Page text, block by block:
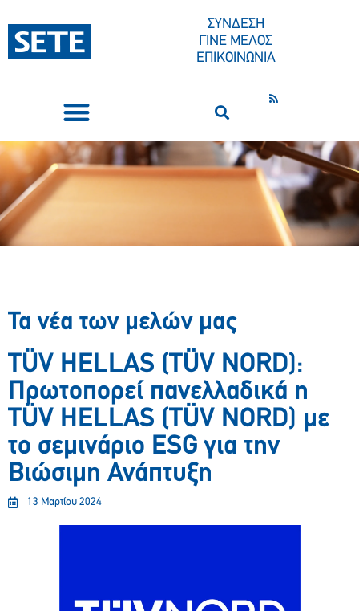
ΣΥΝΔΕΣΗ
ΓΙΝΕ ΜΕΛΟΣ
ΕΠΙΚΟΙΝΩΝΙΑ
Τα νέα των μελών μας
TÜV HELLAS (TÜV NORD):
Πρωτοπορεί πανελλαδικά η
TÜV HELLAS (TÜV NORD) με
το σεμινάριο ESG για την
Βιώσιμη Ανάπτυξη
13 Μαρτίου 2024